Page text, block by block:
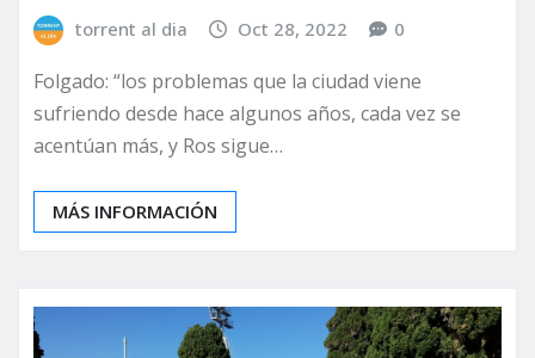
torrent al dia Oct 28, 2022 0
Folgado: “los problemas que la ciudad viene
sufriendo desde hace algunos años, cada vez se
acentúan más, y Ros sigue…
MÁS INFORMACIÓN